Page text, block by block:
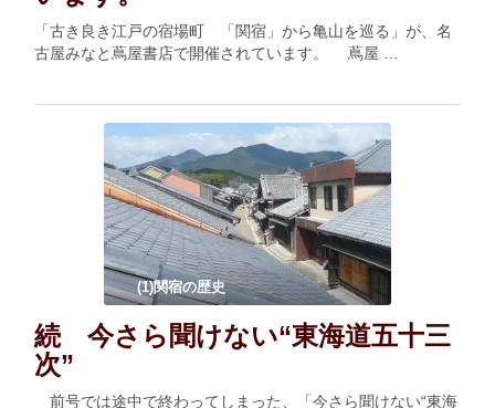
「古き良き江戸の宿場町 「関宿」から亀山を巡る」が、名
古屋みなと蔦屋書店で開催されています。 蔦屋 …
(1)関宿の歴史
続 今さら聞けない“東海道五十三
次”
前号では途中で終わってしまった、「今さら聞けない“東海